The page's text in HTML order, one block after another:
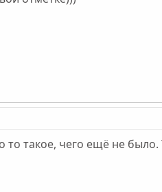
то такое, чего ещё не было.